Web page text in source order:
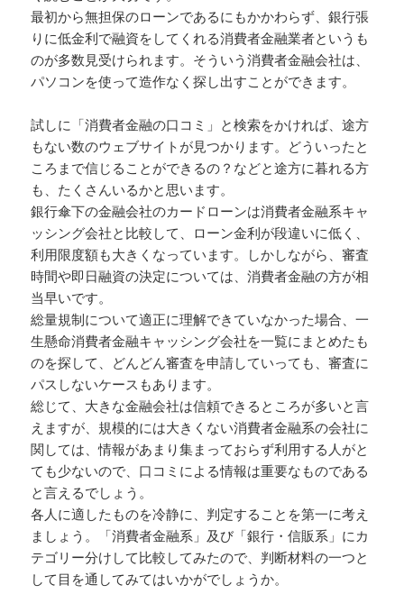
最初から無担保のローンであるにもかかわらず、銀行張
りに低金利で融資をしてくれる消費者金融業者というも
のが多数見受けられます。そういう消費者金融会社は、
パソコンを使って造作なく探し出すことができます。
試しに「消費者金融の口コミ」と検索をかければ、途方
もない数のウェブサイトが見つかります。どういったと
ころまで信じることができるの？などと途方に暮れる方
も、たくさんいるかと思います。
銀行傘下の金融会社のカードローンは消費者金融系キャ
ッシング会社と比較して、ローン金利が段違いに低く、
利用限度額も大きくなっています。しかしながら、審査
時間や即日融資の決定については、消費者金融の方が相
当早いです。
総量規制について適正に理解できていなかった場合、一
生懸命消費者金融キャッシング会社を一覧にまとめたも
のを探して、どんどん審査を申請していっても、審査に
パスしないケースもあります。
総じて、大きな金融会社は信頼できるところが多いと言
えますが、規模的には大きくない消費者金融系の会社に
関しては、情報があまり集まっておらず利用する人がと
ても少ないので、口コミによる情報は重要なものである
と言えるでしょう。
各人に適したものを冷静に、判定することを第一に考え
ましょう。「消費者金融系」及び「銀行・信販系」にカ
テゴリー分けして比較してみたので、判断材料の一つと
して目を通してみてはいかがでしょうか。